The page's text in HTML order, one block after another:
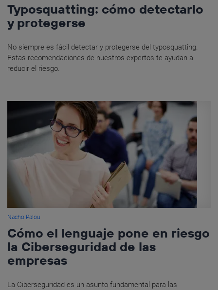
Typosquatting: cómo detectarlo
y protegerse
No siempre es fácil detectar y protegerse del typosquatting.
Estas recomendaciones de nuestros expertos te ayudan a
reducir el riesgo.
Nacho Palou
Cómo el lenguaje pone en riesgo
la Ciberseguridad de las
empresas
La Ciberseguridad es un asunto fundamental para las